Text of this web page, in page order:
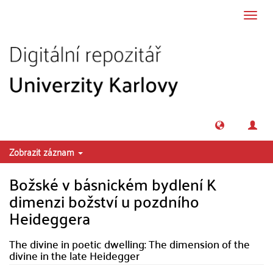
Zobrazit záznam
Božské v básnickém bydlení K
dimenzi božství u pozdního
Heideggera
The divine in poetic dwelling: The dimension of the
divine in the late Heidegger